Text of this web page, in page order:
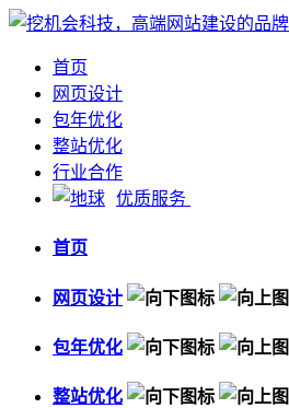
首页
网页设计
包年优化
整站优化
行业合作
优质服务
首页
网页设计
包年优化
整站优化